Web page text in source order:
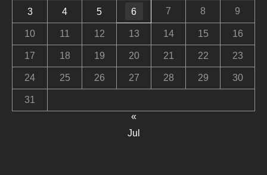
3 4 5 6 7 8 9
10 11 12 13 14 15 16
17 18 19 20 21 22 23
24 25 26 27 28 29 30
31
«
Jul